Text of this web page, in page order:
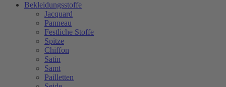
Bekleidungsstoffe
Jacquard
Panneau
Festliche Stoffe
Spitze
Chiffon
Satin
Samt
Pailletten